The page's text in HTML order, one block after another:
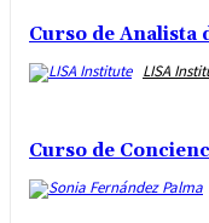
Curso de Analista
LISA
Curso de